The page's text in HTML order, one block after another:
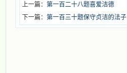
上一篇： 第一百二十八题喜爱洁德
下一篇： 第一百三十题保守贞洁的法子